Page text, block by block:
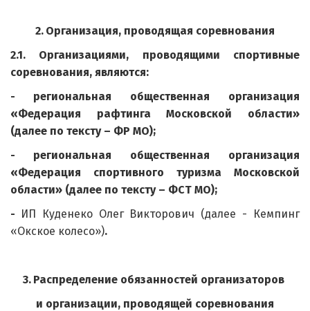
2. Организация, проводящая соревнования
2.1. Организациями, проводящими спортивные
соревнования, являются:
- региональная общественная организация
«Федерация рафтинга Московской области»
(далее по тексту – ФР МО);
- региональная общественная организация
«Федерация спортивного туризма Московской
области» (далее по тексту – ФСТ МО);
- ИП Куденеко Олег Викторович (далее - Кемпинг
«Окское колесо»).
3. Распределение обязанностей организаторов
и организации, проводящей соревнования